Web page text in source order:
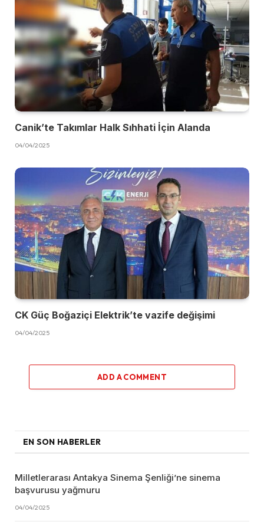
Canik’te Takımlar Halk Sıhhati İçin Alanda
04/04/2025
CK Güç Boğaziçi Elektrik’te vazife değişimi
04/04/2025
ADD A COMMENT
EN SON HABERLER
Milletlerarası Antakya Sinema Şenliği’ne sinema
başvurusu yağmuru
04/04/2025